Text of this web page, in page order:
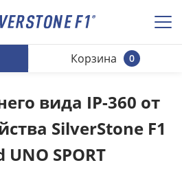
0
Корзина
вида IP-360 от
SilverStone F1
UNO SPORT